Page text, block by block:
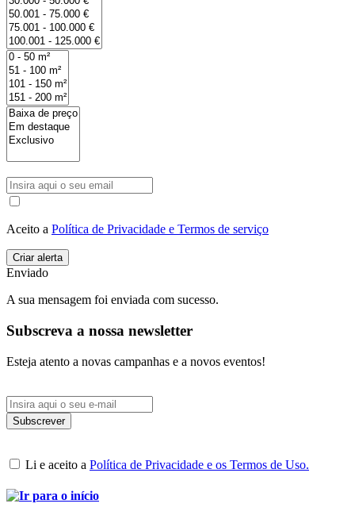
Aceito a Política de Privacidade e Termos de serviço
Enviado
A sua mensagem foi enviada com sucesso.
Subscreva a nossa newsletter
Esteja atento a novas campanhas e a novos eventos!
Li e aceito a Política de Privacidade e os Termos de Uso.